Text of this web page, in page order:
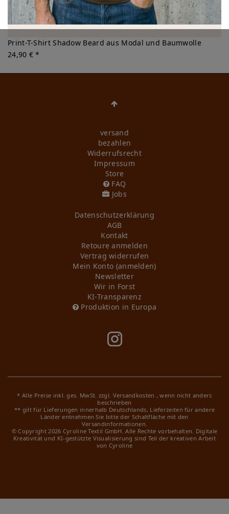
Print-T-Shirt Shadow Beard aus Modal und Baumwolle
24,90 € *
versand
bezahlen
Widerrufs­recht
Impressum
Store
FAQ
Jobs
Daten­schutz­erklärung
AGB
Kontakt
Retoure anmelden
Vertrag widerrufen
Mein Konto (anmelden)
Newsletter
Wir in Forst
KI-Transparenz
Produktion in Europa
* Alle Preise inkl. ges. MwSt. zzgl. Versandkosten , wenn nicht anders
beschrieben
** gilt für Lieferungen innerhalb Deutschlands, Lieferzeiten für andere
Länder entnehmen Sie bitte der Schaltfläche mit den
Versandinformationen.
© Copyright 2026 Cyroline Textil GmbH. Alle Rechte vorbehalten. Digitale
Kreativität und KI-gestützte Visualisierung sind Teil der kreativen Arbeit
von Cyroline